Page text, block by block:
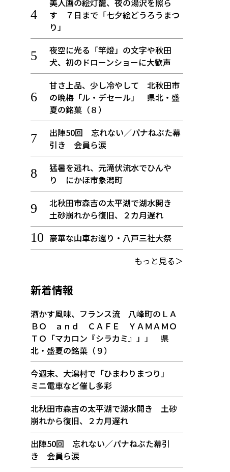
美人画の絵灯籠、夜の湯沢を照ら
す ７日まで「七夕絵どうろうまつ
り」
夜空に光る「竿燈」の文字や秋田
犬、初のドローンショーに大歓声
甘さ上品、少し冷やして 北秋田市
の晩梅「ル・デセール」 県北・盛
夏の銘菓（８）
出陣50回 忘れない／パナねぶた幕
引き 会員ら涙
猛暑を逃れ、元滝伏流水でひんや
り にかほ市象潟町
北秋田市森吉の太平湖で湖水開き
土砂崩れから復旧、２カ月遅れ
豪華な山車お還り・八戸三社大祭
もっと見る＞
新着情報
酒かす風味、フランス流 八峰町のＬＡ
ＢＯ ａｎｄ ＣＡＦＥ ＹＡＭＡＭＯ
ＴＯ「マカロン『シラカミ』」」 県
北・盛夏の銘菓（９）
今週末、大潟村で「ひまわりまつり」
ミニ電車など催し多彩
北秋田市森吉の太平湖で湖水開き 土砂
崩れから復旧、２カ月遅れ
出陣50回 忘れない／パナねぶた幕引
き 会員ら涙